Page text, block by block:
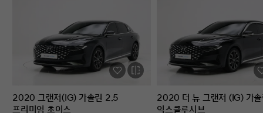
2020 그랜저(IG) 가솔린 2.5
프리미엄 초이스
2020 더 뉴 그랜저 (IG) 가
익스클루시브